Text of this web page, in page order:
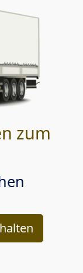
zum